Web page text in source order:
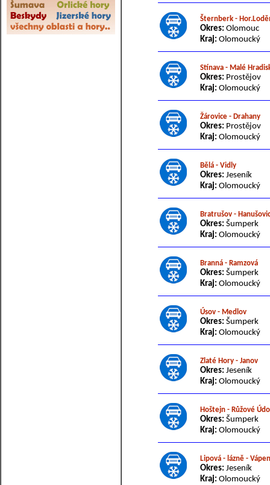
Šternberk -
Okres: Olomouc
Kraj: Olomoucký
Stínava - Malé
Okres: Prostějov
Kraj: Olomoucký
Žárovice - Drahany
Okres: Prostějov
Kraj: Olomoucký
Bělá - Vidly
Okres: Jeseník
Kraj: Olomoucký
Bratrušov -
Okres: Šumperk
Kraj: Olomoucký
Branná - Ramzová
Okres: Šumperk
Kraj: Olomoucký
Úsov - Medlov
Okres: Šumperk
Kraj: Olomoucký
Zlaté Hory - Janov
Okres: Jeseník
Kraj: Olomoucký
Hoštejn - Růžové
Okres: Šumperk
Kraj: Olomoucký
Lipová - lázně -
Okres: Jeseník
Kraj: Olomoucký